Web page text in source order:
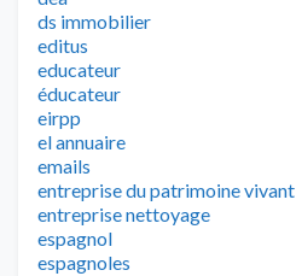
ds immobilier
editus
educateur
éducateur
eirpp
el annuaire
emails
entreprise du patrimoine vivant
entreprise nettoyage
espagnol
espagnoles